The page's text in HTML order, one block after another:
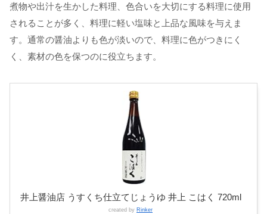
煮物や出汁を生かした料理、色合いを大切にする料理に使用
されることが多く、料理に軽い塩味と上品な風味を与えま
す。通常の醤油よりも色が淡いので、料理に色がつきにく
く、素材の色を保つのに役立ちます。
井上醤油店 うすくち仕立てじょうゆ 井上 こはく 720ml
created by Rinker